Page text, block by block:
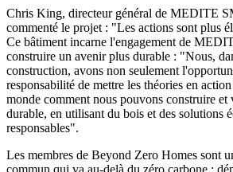
Chris King, directeur général de MEDITE
commenté le projet : "Les actions sont plus
Ce bâtiment incarne l'engagement de
construire un avenir plus durable : "Nous,
construction, avons non seulement
responsabilité de mettre les théories en
monde comment nous pouvons construire et
durable, en utilisant du bois et des solutions
responsables".
Les membres de Beyond Zero Homes sont
commun qui va au-delà du zéro carbone :